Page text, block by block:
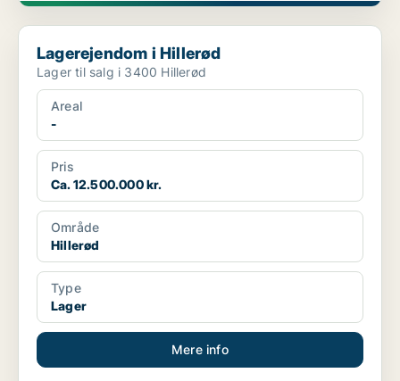
Lagerejendom i Hillerød
Lagerejendom i Hillerød
Lager til salg i 3400 Hillerød
Areal
-
Pris
Ca. 12.500.000 kr.
Område
Hillerød
Type
Lager
Mere info